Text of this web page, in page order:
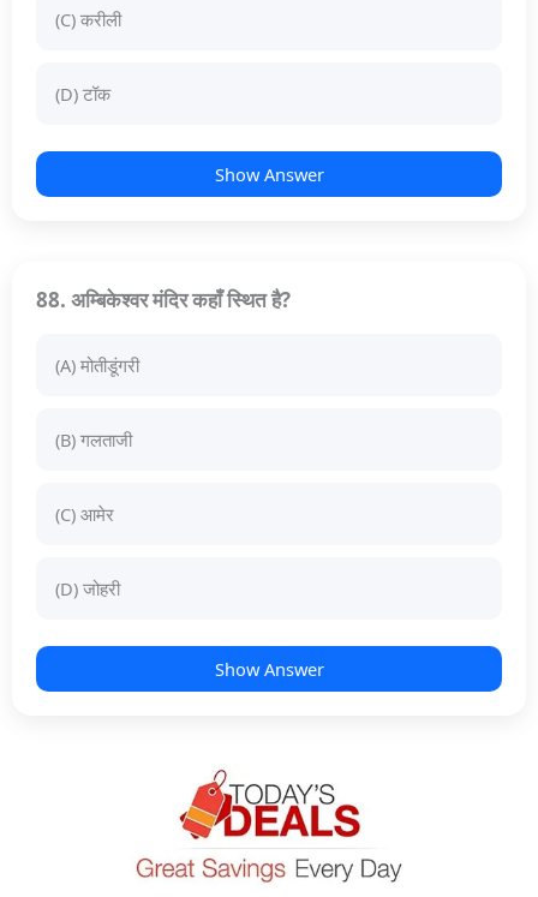
(C) करीली
(D) टॉक
Show Answer
88. अम्बिकेश्वर मंदिर कहाँ स्थित है?
(A) मोतीडूंगरी
(B) गलताजी
(C) आमेर
(D) जोहरी
Show Answer